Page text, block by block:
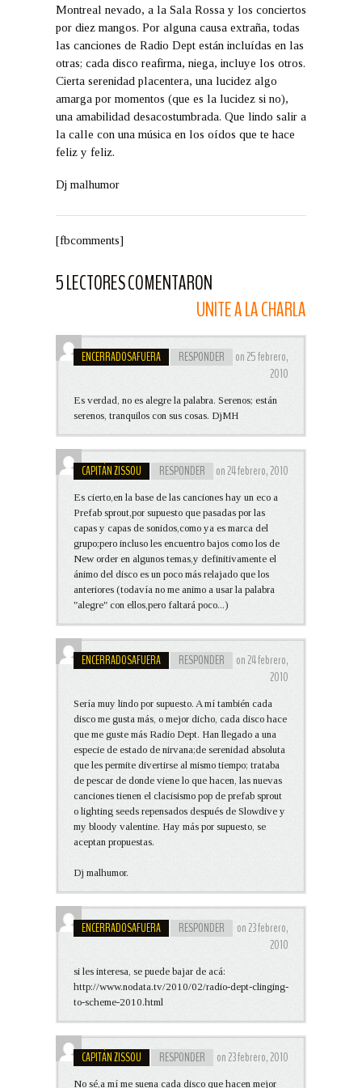
Montreal nevado, a la Sala Rossa y los conciertos
por diez mangos. Por alguna causa extraña, todas
las canciones de Radio Dept están incluídas en las
otras; cada disco reafirma, niega, incluye los otros.
Cierta serenidad placentera, una lucidez algo
amarga por momentos (que es la lucidez si no),
una amabilidad desacostumbrada. Que lindo salir a
la calle con una música en los oídos que te hace
feliz y feliz.
Dj malhumor
[fbcomments]
5 LECTORES COMENTARON
UNITE A LA CHARLA
ENCERRADOSAFUERA RESPONDER
on 25 febrero,
2010
Es verdad, no es alegre la palabra. Serenos; están
serenos, tranquilos con sus cosas. DjMH
CAPITÁN ZISSOU RESPONDER on 24 febrero, 2010
Es cierto,en la base de las canciones hay un eco a
Prefab sprout,por supuesto que pasadas por las
capas y capas de sonidos,como ya es marca del
grupo;pero incluso les encuentro bajos como los de
New order en algunos temas,y definitivamente el
ánimo del disco es un poco más relajado que los
anteriores (todavía no me animo a usar la palabra
"alegre" con ellos,pero faltará poco...)
ENCERRADOSAFUERA RESPONDER
on 24 febrero,
2010
Sería muy lindo por supuesto. A mí también cada
disco me gusta más, o mejor dicho, cada disco hace
que me guste más Radio Dept. Han llegado a una
especie de estado de nirvana;de serenidad absoluta
que les permite divertirse al mismo tiempo; trataba
de pescar de donde viene lo que hacen, las nuevas
canciones tienen el clacisismo pop de prefab sprout
o lighting seeds repensados después de Slowdive y
my bloody valentine. Hay más por supuesto, se
aceptan propuestas.
Dj malhumor.
ENCERRADOSAFUERA RESPONDER
on 23 febrero,
2010
si les interesa, se puede bajar de acá:
http://www.nodata.tv/2010/02/radio-dept-clinging-
to-scheme-2010.html
CAPITÁN ZISSOU RESPONDER on 23 febrero, 2010
No sé,a mí me suena cada disco que hacen mejor